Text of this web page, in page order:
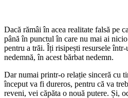
Dacă rămâi în acea realitate falsă pe
până în punctul în care nu mai ai
pentru a trăi. Îți risipești resursele într-
nedemnă, în acest bărbat nedemn.
Dar numai printr-o relație sinceră cu
început va fi dureros, pentru că va
reveni, vei căpăta o nouă putere. Și,